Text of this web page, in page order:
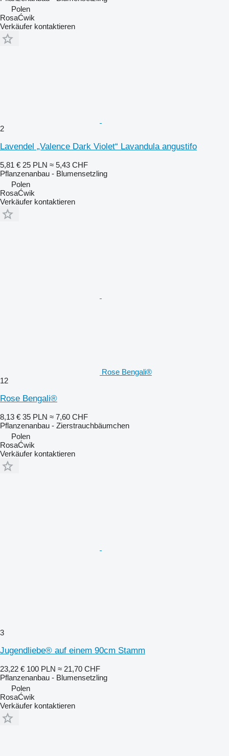
Polen
RosaĆwik
Verkäufer kontaktieren
2
Lavendel „Valence Dark Violet“ Lavandula angustifo
5,81 € 25 PLN ≈ 5,43 CHF
Pflanzenanbau - Blumensetzling
Polen
RosaĆwik
Verkäufer kontaktieren
Rose Bengali®
12
Rose Bengali®
8,13 € 35 PLN ≈ 7,60 CHF
Pflanzenanbau - Zierstrauchbäumchen
Polen
RosaĆwik
Verkäufer kontaktieren
3
Jugendliebe® auf einem 90cm Stamm
23,22 € 100 PLN ≈ 21,70 CHF
Pflanzenanbau - Blumensetzling
Polen
RosaĆwik
Verkäufer kontaktieren